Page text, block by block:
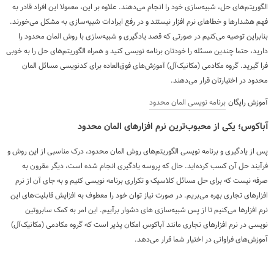
الگوریتم‌های حل، شبیه‌سازی خود را انجام می‌دهند. علاوه بر این، معمولا این افراد قادر به
فهم هشدارها و خطاهای نرم افزار نیستند و در رفع ایرادات شبیه‌سازی به مشکل می‌خورند.
بنابراین توصیه می‌کنیم در صورتی که قصد یادگیری و شبیه‌سازی با روش المان محدود را
دارید، حتما چندین مسئله را خودتان برنامه نویسی کنید و همراه الگوریتم‌های حل را به خوبی
فرا گیرید. گروه مکادمی (مکانیک‌آل) آموزش‌های فوق‌العاده برای کدنویسی مسائل المان
محدود در اختیارتان قرار می‌دهند.
آموزش رایگان برنامه نویسی المان محدود
آباکوس؛ یکی از محبوب‌ترین نرم افزارهای المان محدود
پس از یادگیری و برنامه نویسی الگوریتم‌های روش المان محدود، درک مناسبی از این روش و
فرآیند حل آن کسب کرده‌اید. حال که پروسه یادگیری انجام شده است، دیگر مقرون به
صرفه نیست که برای حل مسائل کلاسیک و تکراری برنامه نویسی کنیم و به جای آن از نرم
افزارهای تجاری بهره می‌بریم. در صورت نیاز توان خود را معطوف به افزایش قابلیت‌های این
نرم افزارها می‌کنیم تا از پس شبیه‌سازی های دشوار برآییم. این امر به کمک سابروتین
نویسی در نرم افزارهای تجاری مانند آباکوس امکان پذیر است که گروه مکادمی (مکانیک‌آل)
آموزش‌های فراوانی در اختیار شما قرار می‌دهد.